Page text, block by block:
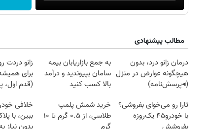
مطالب پیشنهادی
درمان زانو درد، بدون
هیچگونه عوارض در منزل
(◂پرسش‌نامه)
به جمع بازاریابان بیمه
سامان بپیوندید و درآمد
بالا کسب کنید
زانو
برای
(قدم اول،
تارا رو می‌خوای بفروشی؟
با خودرو۴۵ یک‌روزه
بفروشش
خرید شمش پلمپ
طلاسی، از ۰.۵ گرم تا ۱۰
گرم
خلافی
ببین، با
بدون نیاز